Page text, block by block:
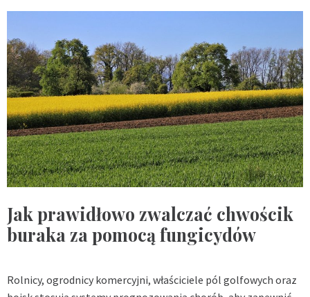
Jak prawidłowo zwalczać chwościk
buraka za pomocą fungicydów
Rolnicy, ogrodnicy komercyjni, właściciele pól golfowych oraz